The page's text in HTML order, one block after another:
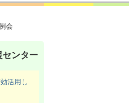
会
センター
活用し